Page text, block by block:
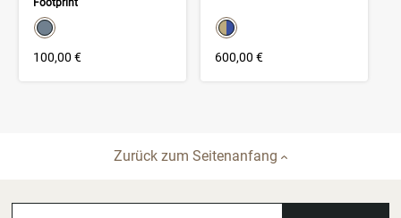
Footprint
color swatch
Select color
100,00 €
color swatch
Select color
600,00 €
Zurück zum Seitenanfang